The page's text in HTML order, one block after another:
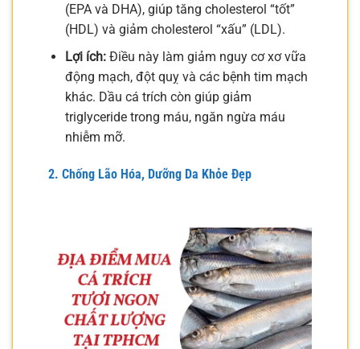
(EPA và DHA), giúp tăng cholesterol “tốt”
(HDL) và giảm cholesterol “xấu” (LDL).
Lợi ích:Điều này làm giảm nguy cơ xơ vữa
động mạch, đột quỵ và các bệnh tim mạch
khác. Dầu cá trích còn giúp giảm
triglyceride trong máu, ngăn ngừa máu
nhiễm mỡ.
2. Chống Lão Hóa, Dưỡng Da Khỏe Đẹp